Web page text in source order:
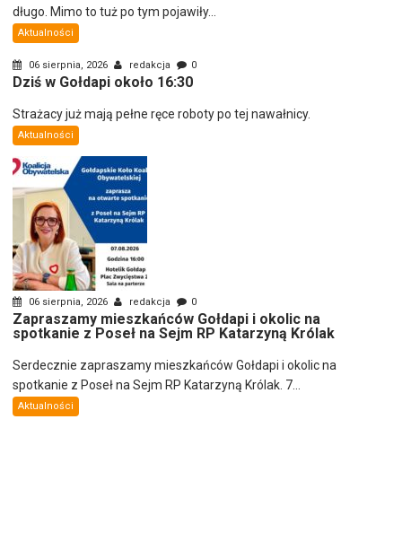
długo. Mimo to tuż po tym pojawiły...
Aktualności
06 sierpnia, 2026 redakcja 0
Dziś w Gołdapi około 16:30
Strażacy już mają pełne ręce roboty po tej nawałnicy.
Aktualności
06 sierpnia, 2026 redakcja 0
Zapraszamy mieszkańców Gołdapi i okolic na
spotkanie z Poseł na Sejm RP Katarzyną Królak
Serdecznie zapraszamy mieszkańców Gołdapi i okolic na
spotkanie z Poseł na Sejm RP Katarzyną Królak. 7...
Aktualności